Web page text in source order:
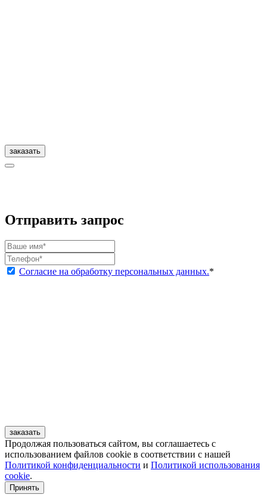
заказать
Отправить запрос
Согласие на обработку персональных данных.*
заказать
Продолжая пользоваться сайтом, вы соглашаетесь с
использованием файлов cookie в соответствии с нашей
Политикой конфиденциальности и Политикой использования
cookie.
Принять